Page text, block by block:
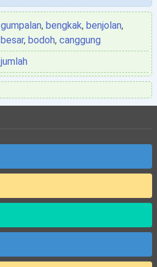
gumpalan, bengkak, benjolan,
besar, bodoh, canggung
jumlah